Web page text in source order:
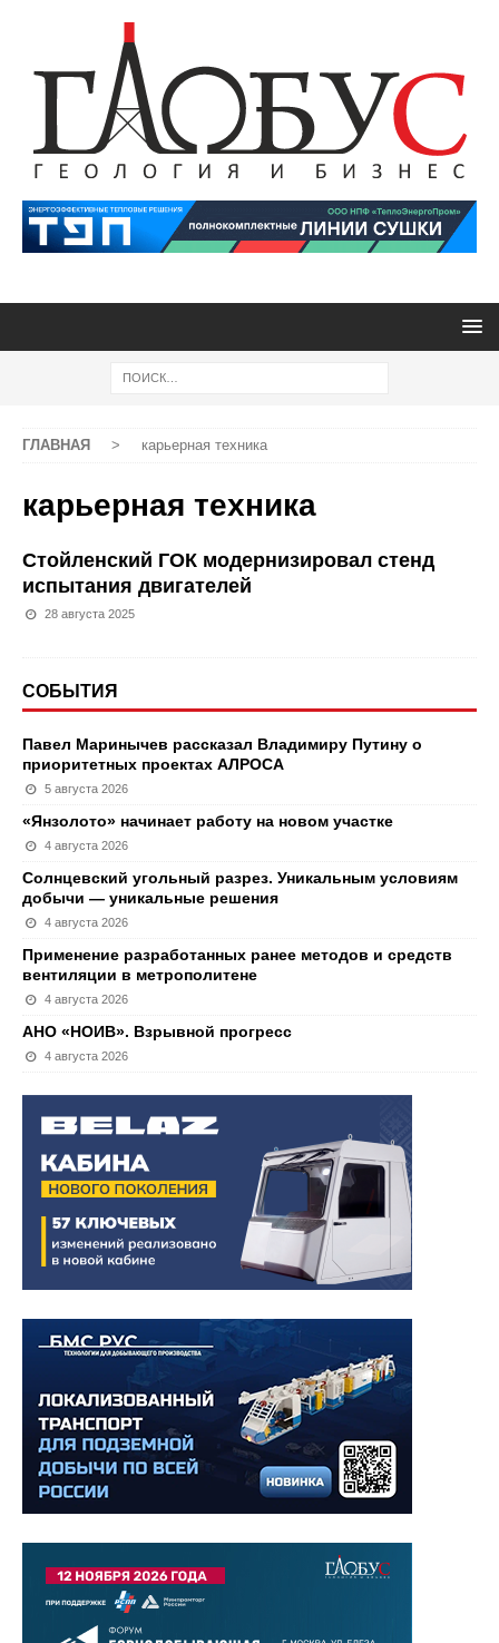
ГЛАВНАЯ > карьерная техника
карьерная техника
Стойленский ГОК модернизировал стенд
испытания двигателей
28 августа 2025
СОБЫТИЯ
Павел Маринычев рассказал Владимиру Путину о
приоритетных проектах АЛРОСА
5 августа 2026
«Янзолото» начинает работу на новом участке
4 августа 2026
Солнцевский угольный разрез. Уникальным условиям
добычи — уникальные решения
4 августа 2026
Применение разработанных ранее методов и средств
вентиляции в метрополитене
4 августа 2026
АНО «НОИВ». Взрывной прогресс
4 августа 2026